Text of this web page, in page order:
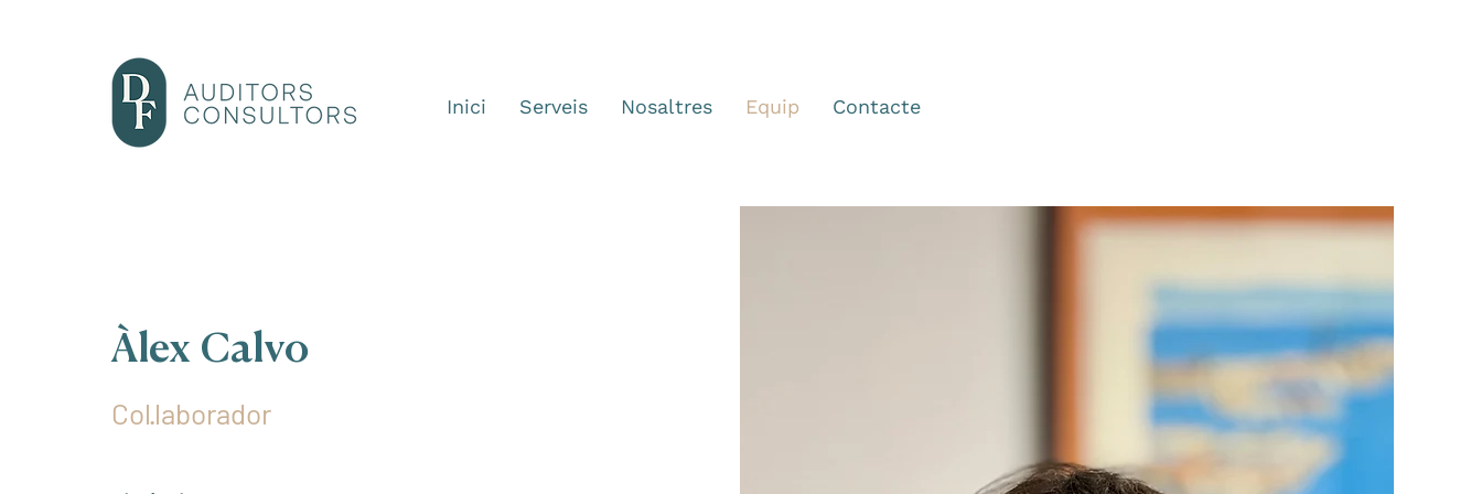
Inici Serveis Nosaltres Equip Contacte
Àlex Calvo
Col·laborador